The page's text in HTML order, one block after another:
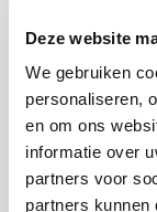
Deze website
We gebruiken
personaliseren,
en om ons
informatie over
partners voor
partners kunnen
kruipruimte van
gedijen in
aangetrokken
rioolwater en
rioolvliegjes in